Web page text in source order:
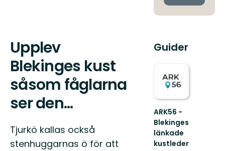
Beskrivning
Upplev
Blekinges kust
såsom fåglarna
ser den...
Tjurkö kallas också
stenhuggarnas ö för att
Guider
ARK56 -
Blekinges
länkade
kustleder